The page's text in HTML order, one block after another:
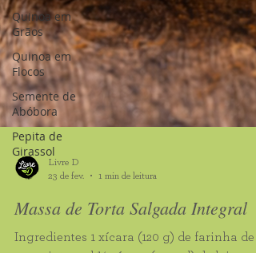
Quinoa em
Grãos
Quinoa em
Flocos
Semente de
Abóbora
Pepita de
Girassol
23 de fev.
1 min de leitura
Massa de Torta Salgada Integral